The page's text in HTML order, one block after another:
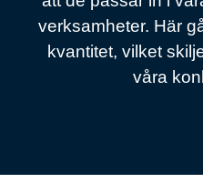
verksamheter. Här
kvantitet, vilket
våra